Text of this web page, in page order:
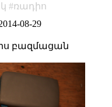
ռադիո
08-29
բազմացան